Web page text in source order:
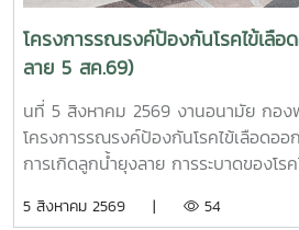
โครงการรณรงค์ป้องกันโรคไข้เลือ
ลาย 5 สค.69)
นที่ 5 สิงหาคม 2569 งานอนามัย กอ
โครงการรณรงค์ป้องกันโรคไข้เลือดอ
การเกิดลูกน้ำยุงลาย การระบาดของโร
นักศึกษาจิตอาสา ร่วมกันสำรวจทำลายแ
5 สิงหาคม 2569 | 54